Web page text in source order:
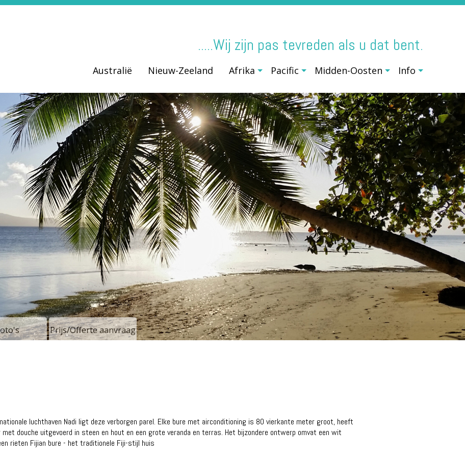
.....Wij zijn pas tevreden als u dat bent.
Australië Nieuw-Zeeland Afrika Pacific Midden-Oosten Info
Prijs/Offerte aanvraag
luchthaven Nadi ligt deze verborgen parel. Elke bure met airconditioning is 80 vierkante meter groot, heeft
douche uitgevoerd in steen en hout en een grote veranda en terras. Het bijzondere ontwerp omvat een wit
rieten Fijian bure - het traditionele Fiji-stijl huis